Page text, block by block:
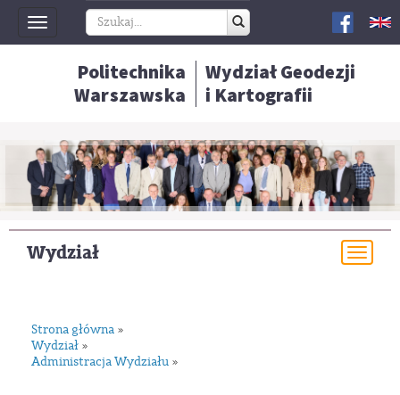
Toggle
navigation
Politechnika
Warszawska
Wydział Geodezji
i Kartografii
Wydział
Strona główna »
Wydział »
Administracja Wydziału »